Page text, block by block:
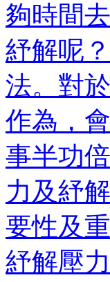
夠時間
紓解呢
法。對
作為，
事半功
力及紓
要性及
紓解壓力